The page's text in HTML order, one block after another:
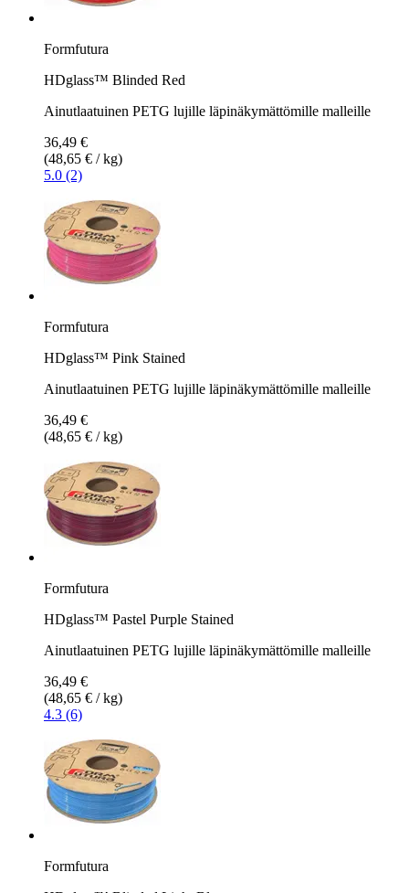
Formfutura
HDglass™ Blinded Red
Ainutlaatuinen PETG lujille läpinäkymättömille malleille
36,49 €
(48,65 € / kg)
5.0 (2)
Formfutura
HDglass™ Pink Stained
Ainutlaatuinen PETG lujille läpinäkymättömille malleille
36,49 €
(48,65 € / kg)
Formfutura
HDglass™ Pastel Purple Stained
Ainutlaatuinen PETG lujille läpinäkymättömille malleille
36,49 €
(48,65 € / kg)
4.3 (6)
Formfutura